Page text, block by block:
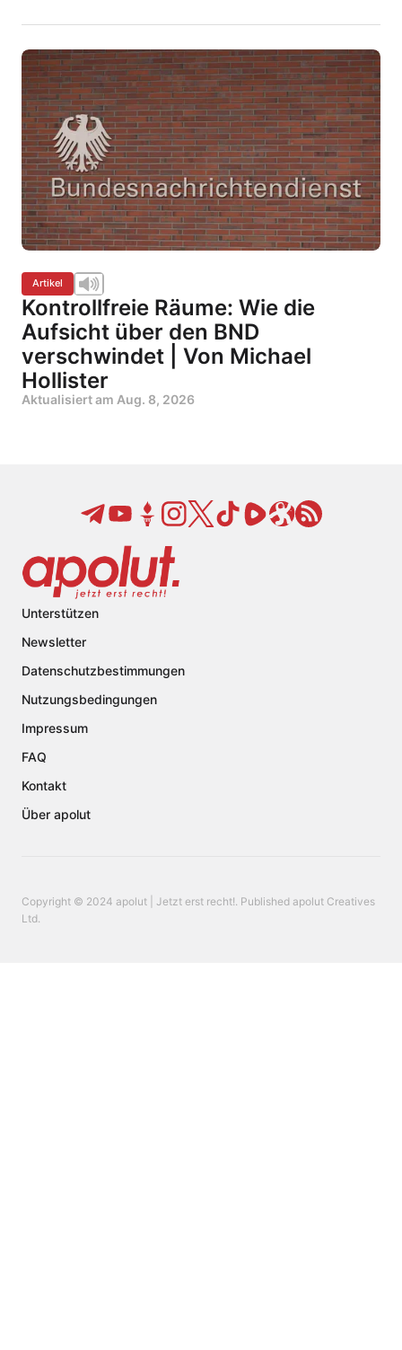
Artikel
Kontrollfreie Räume: Wie die
Aufsicht über den BND
verschwindet | Von Michael
Hollister
Aktualisiert am Aug. 8, 2026
Unterstützen
Newsletter
Datenschutzbestimmungen
Nutzungsbedingungen
Impressum
FAQ
Kontakt
Über apolut
Copyright © 2024 apolut | Jetzt erst recht!. Published apolut Creatives
Ltd.